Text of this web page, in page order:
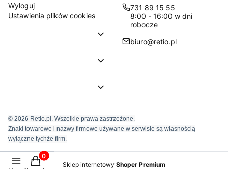
Wyloguj
Ustawienia plików cookies
731 89 15 55
8:00 - 16:00 w dni
robocze
biuro@retio.pl
© 2026 Retio.pl. Wszelkie prawa zastrzeżone.
Znaki towarowe i nazwy firmowe używane w serwisie są własnością
wyłączne tychże firm.
Sklep internetowy Shoper Premium
Produkty w koszyku: 0. Zobacz szczegóły